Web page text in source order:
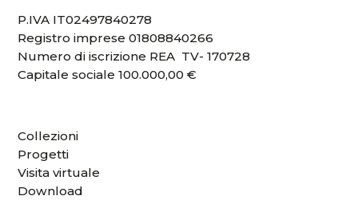
P.IVA IT02497840278
Registro imprese 01808840266
Numero di iscrizione REA TV- 170728
Capitale sociale 100.000,00 €
Collezioni
Progetti
Visita virtuale
Download